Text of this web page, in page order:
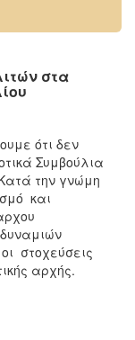
στα
ότι δεν
Συμβούλια
την γνώμη
και
στοχεύσεις
αρχής.